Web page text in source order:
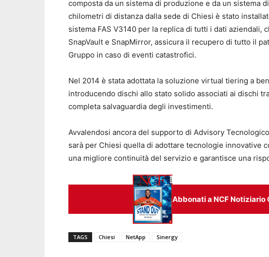
composta da un sistema di produzione e da un sistema
chilometri di distanza dalla sede di Chiesi è stato
sistema FAS V3140 per la replica di tutti i dati aziendali,
SnapVault e SnapMirror, assicura il recupero di tutto il
Gruppo in caso di eventi catastrofici.
Nel 2014 è stata adottata la soluzione virtual tiering a
introducendo dischi allo stato solido associati ai dischi
completa salvaguardia degli investimenti.
Avvalendosi ancora del supporto di Advisory
sarà per Chiesi quella di adottare tecnologie innovative
una migliore continuità del servizio e garantisce una
Abbonati a NCF
TAGS Chiesi NetApp Sinergy